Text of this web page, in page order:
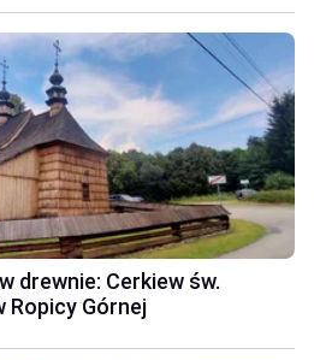
drewnie: Cerkiew św.
Ropicy Górnej